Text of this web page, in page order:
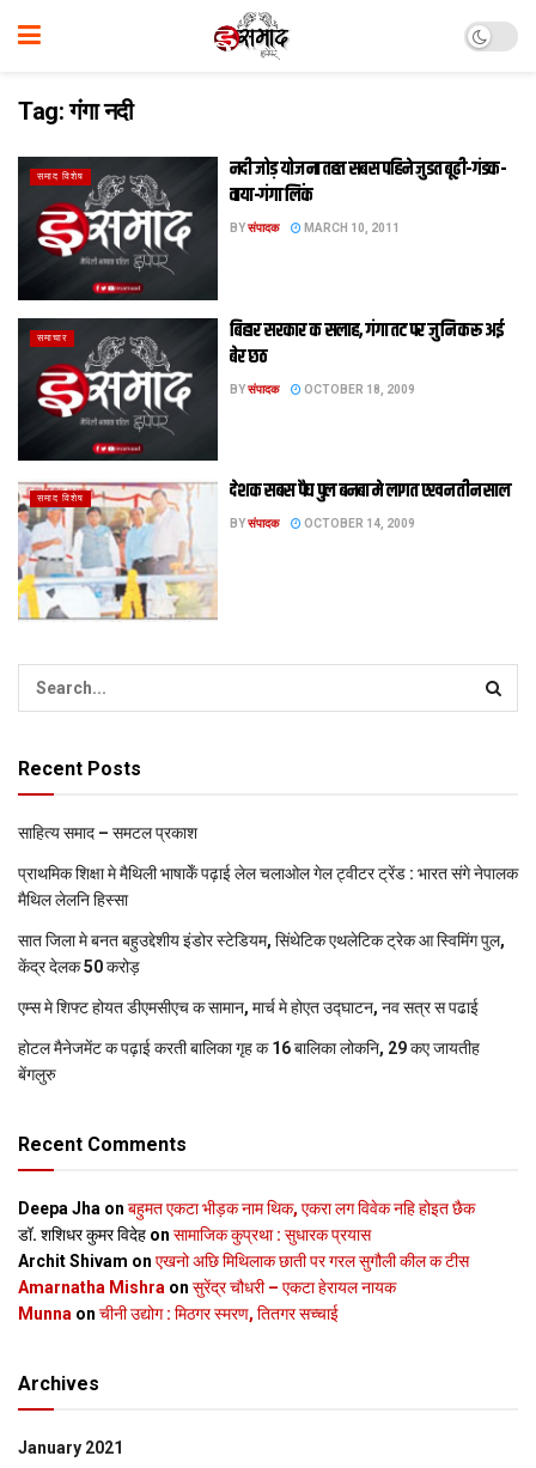
Tag:गंगा नदी
समाद विशेष
नदी जोड़ योजना तहत सबस पहिने जुडत बूढ़ी-गंडक-
वाया-गंगा लिंक
BYसंपादक MARCH 10, 2011
समाचार
बिहार सरकार क सलाह, गंगा तट पर जुनि करू अई
बेर छठ
BYसंपादक OCTOBER 18, 2009
समाद विशेष देशक सबस पैघ पुल बनबा मे लागत एखन तीन साल
BYसंपादक OCTOBER 14, 2009
Recent Posts
साहित्य समाद – समटल प्रकाश
प्राथमिक शि‍क्षा मे मैथि‍ली भाषाकेँ पढ़ाई लेल चलाओल गेल ट्वीटर ट्रेंड : भारत संगे नेपालक
मैथिल लेलनि हिस्सा
सात जिला मे बनत बहुउद्देशीय इंडोर स्‍टेडि‍यम, सिंथेटिक एथलेटिक ट्रेक आ स्विमिंग पुल,
केंद्र देलक 50 करोड़
एम्स मे शिफ्ट होयत डीएमसीएच क सामान, मार्च मे होएत उद्घाटन, नव सत्र स पढाई
होटल मैनेजमेंट क पढ़ाई करती बालिका गृह क 16 बालिका लोकनि, 29 कए जायतीह
बेंगलुरु
Recent Comments
Deepa Jha on बहुमत एकटा भीड़क नाम थिक, एकरा लग विवेक नहि होइत छैक
डॉ. शशिधर कुमर विदेह on सामाजिक कुप्रथा : सुधारक प्रयास
Archit Shivam on एखनो अछि मिथिलाक छाती पर गरल सुगौली कील क टीस
Amarnatha Mishra on सुरेंद्र चौधरी – एकटा हेरायल नायक
Munna on चीनी उद्योग : मिठगर स्‍मरण, तितगर सच्‍चाई
Archives
January 2021